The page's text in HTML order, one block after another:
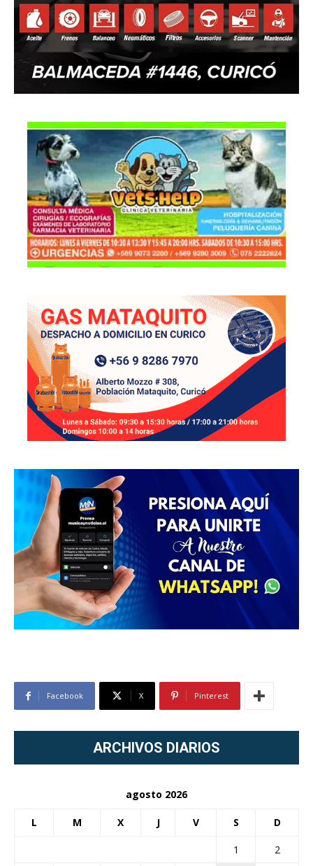
Facebook X Pinterest
ARCHIVOS DIARIOS
agosto 2026
L M X J V S D
1
2